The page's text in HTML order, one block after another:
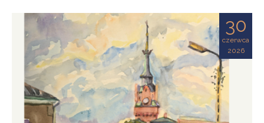
30
czerwca
2026